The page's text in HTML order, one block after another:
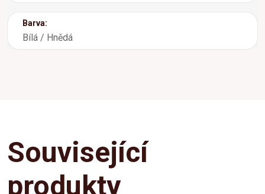
Barva:
Bílá / Hnědá
Související
produkty